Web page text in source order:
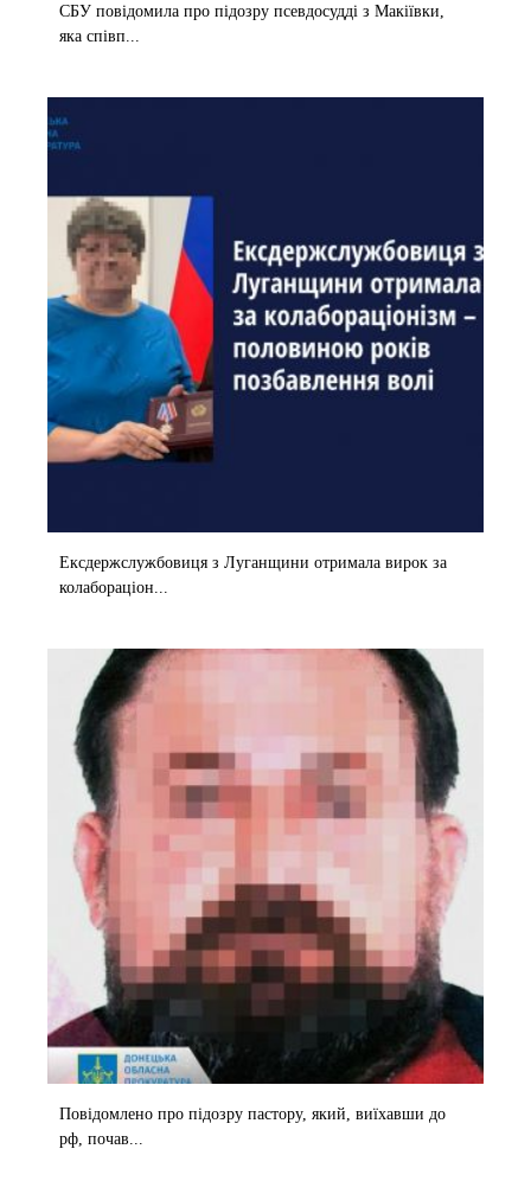
СБУ повідомила про підозру псевдосудді з Макіївки,
яка співп...
Ексдержслужбовиця з Луганщини отримала вирок за
колабораціон...
Повідомлено про підозру пастору, який, виїхавши до
рф, почав...